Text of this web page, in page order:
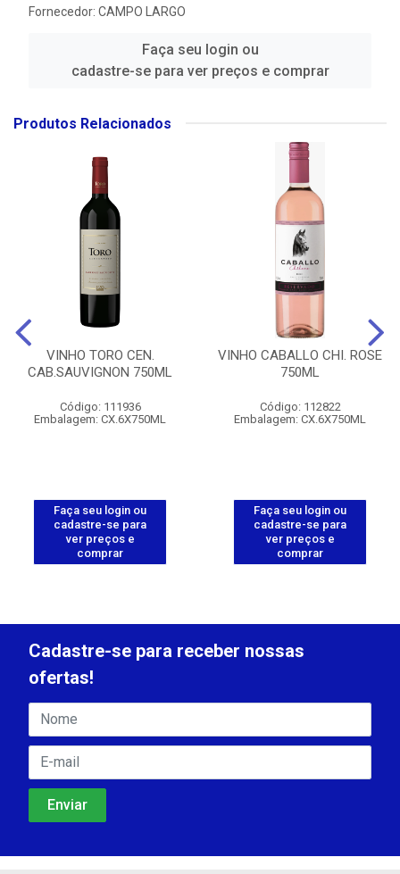
Fornecedor: CAMPO LARGO
Faça seu login ou
cadastre-se para ver preços e comprar
Produtos Relacionados
VINHO TORO CEN.
CAB.SAUVIGNON 750ML
Código: 111936
Embalagem: CX.6X750ML
Faça seu login ou
cadastre-se para
ver preços e
comprar
VINHO CABALLO CHI. ROSE
750ML
Código: 112822
Embalagem: CX.6X750ML
Faça seu login ou
cadastre-se para
ver preços e
comprar
Cadastre-se para receber nossas
ofertas!